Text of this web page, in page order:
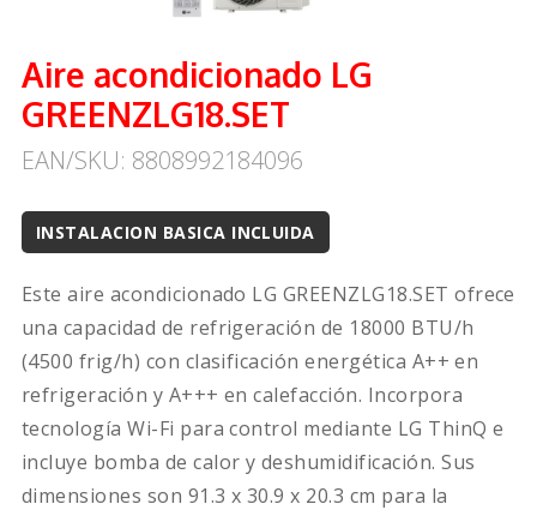
Aire acondicionado LG
GREENZLG18.SET
EAN/SKU: 8808992184096
INSTALACION BASICA INCLUIDA
Este aire acondicionado LG GREENZLG18.SET ofrece
una capacidad de refrigeración de 18000 BTU/h
(4500 frig/h) con clasificación energética A++ en
refrigeración y A+++ en calefacción. Incorpora
tecnología Wi-Fi para control mediante LG ThinQ e
incluye bomba de calor y deshumidificación. Sus
dimensiones son 91.3 x 30.9 x 20.3 cm para la